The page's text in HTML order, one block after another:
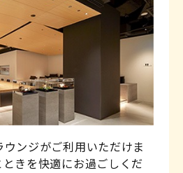
開催日：いつでも
※適用条件がございます。
※一部対象外商品がございます。
詳しくはこちら
ンジがご利用いただけま
きを快適にお過ごしくだ